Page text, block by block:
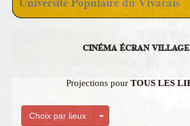
CINÉMA ÉCRAN VILLAGE